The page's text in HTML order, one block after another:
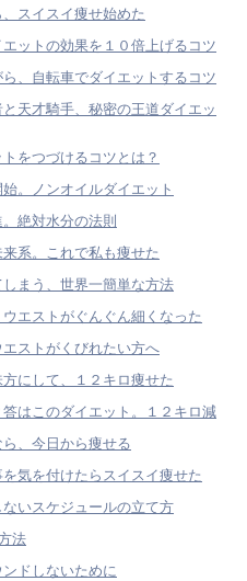
スイスイ痩せ始めた
ットの効果を１０倍上げるコツ
、自転車でダイエットするコツ
天才騎手、秘密の王道ダイエッ
をつづけるコツとは？
。ノンオイルダイエット
絶対水分の法則
系。これで私も痩せた
まう、世界一簡単な方法
エストがぐんぐん細くなった
ストがくびれたい方へ
にして、１２キロ痩せた
はこのダイエット。１２キロ減
、今日から痩せる
気を付けたらスイスイ痩せた
いスケジュールの立て方
法
ドしないために